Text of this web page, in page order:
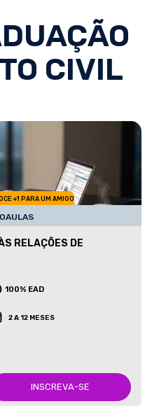
CIVIL
+1 PARA UM AMIGO
RELAÇÕES DE
100% EAD
2 A 12 MESES
INSCREVA-SE